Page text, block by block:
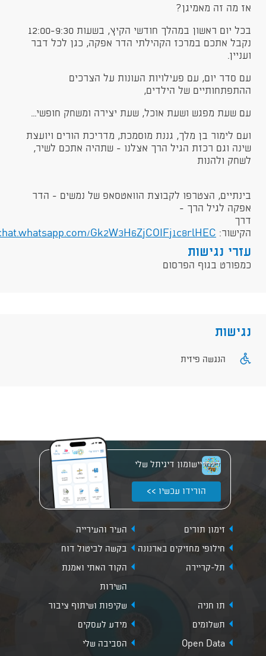
אז מה זה מאמיגן?
בכל יום ראשון במהלך חודשי הקיץ, בשעות 12:00-9:30
נקבל אתכם במרכז הקהילתי הדר אפקה, כגן לכל דבר
ועניין.
עם סדר יום, עם פעילויות העונות על הצרכים
ההתפתחותיים של הילדים,
עם שעת מפגש ושעת אוכל, שעת יצירה ומשחק חופשי...
ועם לימור בן מלך, גננת מוסמכת, מדריכת הורים ויועצת
שינה וגם רכזת הגיל הרך אצלנו - שתהיה אתכם לשיר,
לשחק ולהנות
בינתיים, הצטרפו לקבוצת הוואטסאפ של נמשים - הדר
אפקה לגיל הרך -
דרך
הקישור: Gk2W3H6ZjCOIFj1c8rlHEC
עזרי נגישות
כמפורט בגוף הפרסום
נגישות
הנגשה פיזית
יישומון דיגיתל שלי
הורידו עכשיו >>
זימון תורים
העיר והעירייה
חילופי מחזיקים בארנונה
בקשה לביטול דוח
תל-קריירה
הקוד האתי ואמנת
השירות
תו חניה
שקיפות ושיתוף ציבור
תשלומים
מידע לעסקים
Open Data
הסביבה שלי